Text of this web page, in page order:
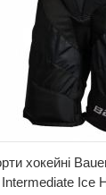
хокейні
Intermediate Ice